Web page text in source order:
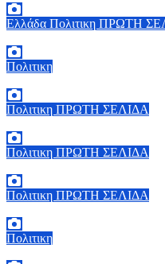
Ελλάδα Πολιτικη ΠΡΩΤΗ
Πολιτικη
Πολιτικη ΠΡΩΤΗ ΣΕΛΙΔΑ
Πολιτικη ΠΡΩΤΗ ΣΕΛΙΔΑ
Πολιτικη ΠΡΩΤΗ ΣΕΛΙΔΑ
Πολιτικη